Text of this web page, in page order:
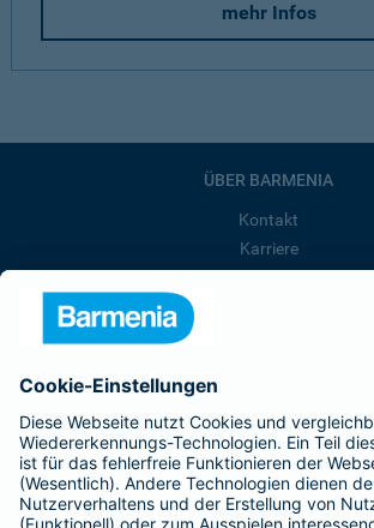
mehr Infos
ÜBER BARMENIA
Kontakt
Karriere
Barmenia ist Teil der
BELIEBTE SEITEN
Kranken-
Tierversicherungen